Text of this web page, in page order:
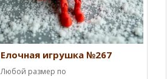
Елочная игрушка №267
Любой размер по